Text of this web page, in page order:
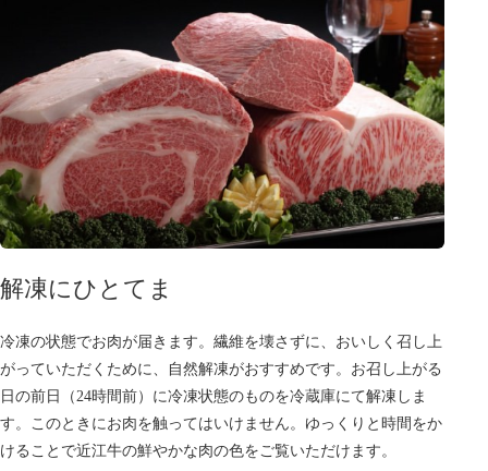
解凍にひとてま
冷凍の状態でお肉が届きます。繊維を壊さずに、おいしく召し上
がっていただくために、自然解凍がおすすめです。お召し上がる
日の前日（24時間前）に冷凍状態のものを冷蔵庫にて解凍しま
す。このときにお肉を触ってはいけません。ゆっくりと時間をか
けることで近江牛の鮮やかな肉の色をご覧いただけます。